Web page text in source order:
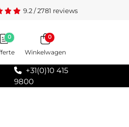
9.2/2781 reviews
0 0
Winkelwagen
+31(0)10 415
9800